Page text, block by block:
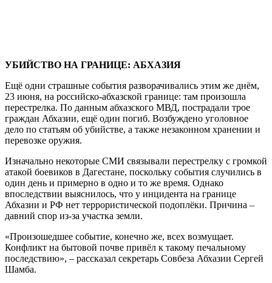
УБИЙСТВО НА ГРАНИЦЕ: АБХАЗИЯ
Ещё одни страшные события разворачивались этим же днём,
23 июня, на российско-абхазской границе: там произошла
перестрелка. По данным абхазского МВД, пострадали трое
граждан Абхазии, ещё один погиб. Возбуждено уголовное
дело по статьям об убийстве, а также незаконном хранении и
перевозке оружия.
Изначально некоторые СМИ связывали перестрелку с громкой
атакой боевиков в Дагестане, поскольку события случились в
один день и примерно в одно и то же время. Однако
впоследствии выяснилось, что у инцидента на границе
Абхазии и РФ нет террористической подоплёки. Причина –
давний спор из-за участка земли.
«Произошедшее событие, конечно же, всех возмущает.
Конфликт на бытовой почве привёл к такому печальному
последствию», – рассказал секретарь Совбеза Абхазии Сергей
Шамба.